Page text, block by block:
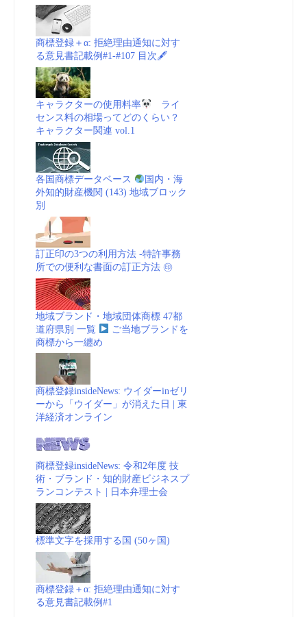
商標登録＋α: 拒絶理由通知に対す
る意見書記載例#1-#107 目次🖋
キャラクターの使用料率
ライ
センス料の相場ってどのくらい？
キャラクター関連 vol.1
各国商標データベース
国内・海
外知的財産機関 (143) 地域ブロック
別
訂正印の3つの利用方法 -特許事務
所での便利な書面の訂正方法 ㊞
地域ブランド・地域団体商標 47都
道府県別 一覧
ご当地ブランドを
商標から一纏め
商標登録insideNews: ウイダーinゼリ
ーから「ウイダー」が消えた日 | 東
洋経済オンライン
商標登録insideNews: 令和2年度 技
術・ブランド・知的財産ビジネスプ
ランコンテスト | 日本弁理士会
標準文字を採用する国 (50ヶ国)
商標登録＋α: 拒絶理由通知に対す
る意見書記載例#1